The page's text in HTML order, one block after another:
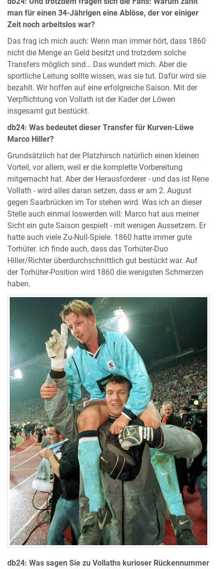
man für einen 34-Jährigen eine Ablöse, der vor einiger
Zeit noch arbeitslos war?
Das frag ich mich auch: Wenn man immer hört, dass 1860
nicht die Menge an Geld besitzt und trotzdem solche
Transfers möglich sind… Das wundert mich. Aber die
sportliche Leitung sollte wissen, was sie tut. Dafür wird sie
bezahlt. Wir hoffen auf eine erfolgreiche Saison. Mit der
Verpflichtung von Vollath ist der Kader der Löwen
insgesamt gut bestückt.
db24: Was bedeutet dieser Transfer für Kurven-Löwe
Marco Hiller?
Grundsätzlich hat der Platzhirsch natürlich einen kleinen
Vorteil, vor allem, weil er die komplette Vorbereitung
mitgemacht hat. Aber der Herausforderer - und das ist Rene
Vollath - wird alles daran setzen, dass er am 2. August
gegen Saarbrücken im Tor stehen wird. Was ich an dieser
Stelle auch einmal loswerden will: Marco hat aus meiner
Sicht ein gute Saison gespielt - mit wenigen Aussetzern. Er
hatte auch viele Zu-Null-Spiele. 1860 hatte immer gute
Torhüter. ich finde auch, dass das Torhüter-Duo
Hiller/Richter überdurchschnittlich gut bestückt war. Auf
der Torhüter-Position wird 1860 die wenigsten Schmerzen
haben.
db24: Was sagen Sie zu Vollaths kurioser Rückennummer